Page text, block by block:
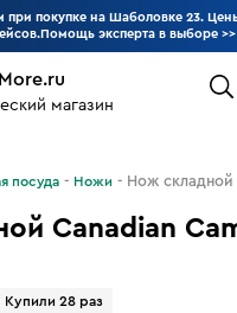
при покупке на Шаболовке 23.
эксперта в выборе >>
магазин
Canadian
Купили 28 раз
посуда Ножи
Нож складной